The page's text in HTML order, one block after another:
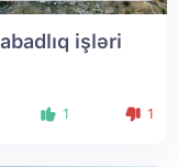
işləri
1 1